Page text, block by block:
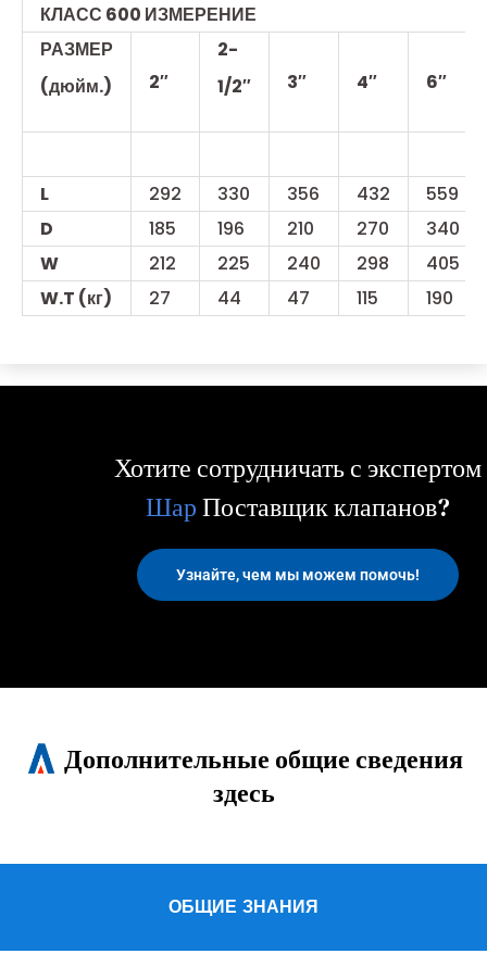
КЛАСС 600 ИЗМЕРЕНИЕ
РАЗМЕР
(дюйм.)
2″
2-
1/2″
3″ 4″ 6″
L 292 330 356 432
559
D
185 196 210 270
340
W
212 225 240 298
405
W.T (кг)
27 44 47 115 190
Хотите сотрудничать с экспертом
УправлениеПоставщик
клапанов?
Дополнительные общие сведения
ОБЩИЕ ЗНАНИЯ